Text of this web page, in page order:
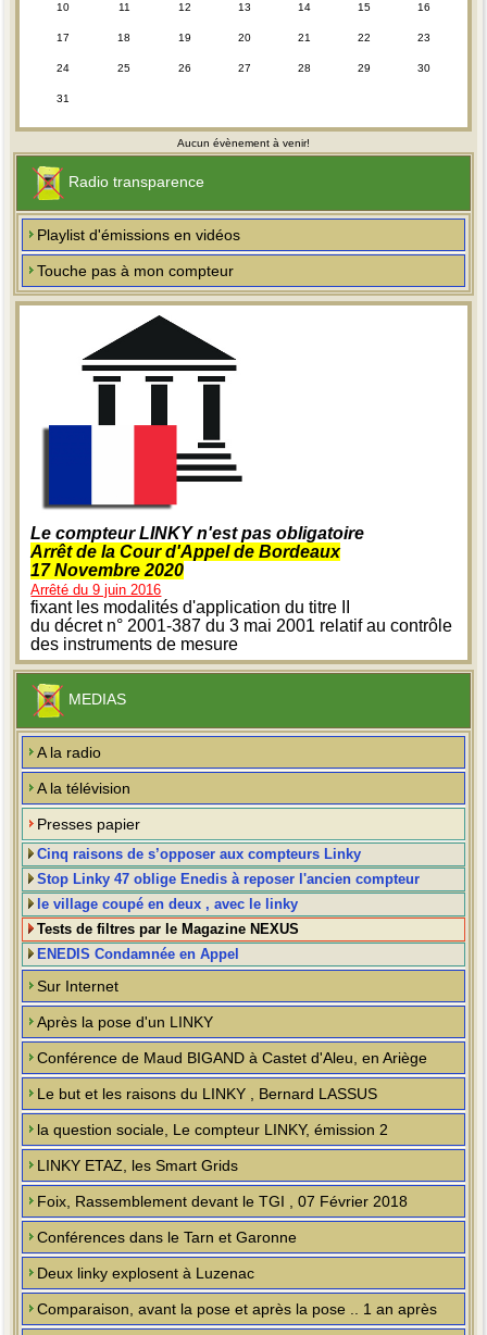
10 11 12 13 14 15 16
17 18 19 20 21 22 23
24 25 26 27 28 29 30
31
Aucun évènement à venir!
Radio transparence
Playlist d'émissions en vidéos
Touche pas à mon compteur
Le compteur LINKY n'est pas obligatoire
Arrêt de la Cour d'Appel de Bordeaux
17 Novembre 2020
Arrêté du 9 juin 2016
fixant les modalités d'application du titre II
du décret n° 2001-387 du 3 mai 2001 relatif au contrôle
des instruments de mesure
MEDIAS
A la radio
A la télévision
Presses papier
Cinq raisons de s’opposer aux compteurs Linky
Stop Linky 47 oblige Enedis à reposer l'ancien compteur
le village coupé en deux , avec le linky
Tests de filtres par le Magazine NEXUS
ENEDIS Condamnée en Appel
Sur Internet
Après la pose d'un LINKY
Conférence de Maud BIGAND à Castet d'Aleu, en Ariège
Le but et les raisons du LINKY , Bernard LASSUS
la question sociale, Le compteur LINKY, émission 2
LINKY ETAZ, les Smart Grids
Foix, Rassemblement devant le TGI , 07 Février 2018
Conférences dans le Tarn et Garonne
Deux linky explosent à Luzenac
Comparaison, avant la pose et après la pose .. 1 an après